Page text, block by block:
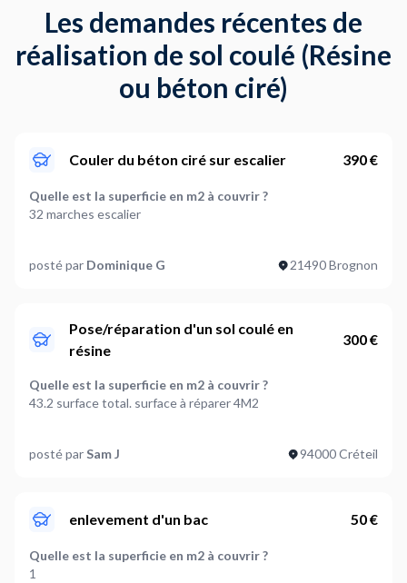
Les demandes récentes de
réalisation de sol coulé (Résine
ou béton ciré)
Couler du béton ciré sur escalier 390 €
Quelle est la superficie en m2 à couvrir ?
32 marches escalier
Non
Où en êtes-vous dans votre projet ?
J'ai besoin d'accompagnement
posté par Dominique G 21490 Brognon
Pose/réparation d'un sol coulé en
résine
300 €
Quelle est la superficie en m2 à couvrir ?
43.2 surface total. surface à réparer 4M2
A définir ensemble
A définir ensemble
Où en êtes-vous dans votre projet ?
Je suis prêt à démarrer
posté par Sam J 94000 Créteil
enlevement d'un bac 50 €
Quelle est la superficie en m2 à couvrir ?
1